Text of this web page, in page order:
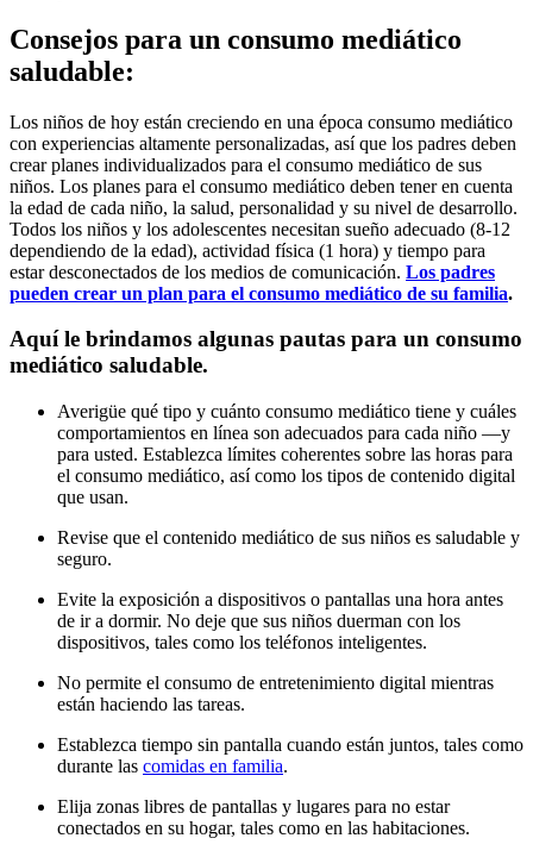
Consejos para un consumo mediático
saludable:
Los niños de hoy están creciendo en una época consumo mediático
con experiencias altamente personalizadas, así que los padres deben
crear planes individualizados para el consumo mediático de sus
niños. Los planes para el consumo mediático deben tener en cuenta
la edad de cada niño, la salud, personalidad y su nivel de desarrollo.
Todos los niños y los adolescentes necesitan sueño adecuado (8-12
dependiendo de la edad), actividad física (1 hora) y tiempo para
estar desconectados de los medios de comunicación. Los padres
pueden crear un plan para el consumo mediático de su familia.
Aquí le brindamos algunas pautas para un consumo
mediático saludable.
Averigüe qué tipo y cuánto consumo mediático tiene y cuáles
comportamientos en línea son adecuados para cada niño —y
para usted. Establezca límites coherentes sobre las horas para
el consumo mediático, así como los tipos de contenido digital
que usan.
Revise que el contenido mediático de sus niños es saludable y
seguro.
Evite la exposición a dispositivos o pantallas una hora antes
de ir a dormir. No deje que sus niños duerman con los
dispositivos, tales como los teléfonos inteligentes.
No permite el consumo de entretenimiento digital mientras
están haciendo las tareas.
Establezca tiempo sin pantalla cuando están juntos, tales como
durante las comidas en familia.
Elija zonas libres de pantallas y lugares para no estar
conectados en su hogar, tales como en las habitaciones.